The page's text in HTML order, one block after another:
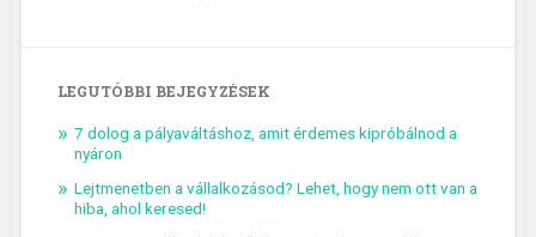
LEGUTÓBBI BEJEGYZÉSEK
7 dolog a pályaváltáshoz, amit érdemes kipróbálnod a
nyáron
Lejtmenetben a vállalkozásod? Lehet, hogy nem ott van a
hiba, ahol keresed!